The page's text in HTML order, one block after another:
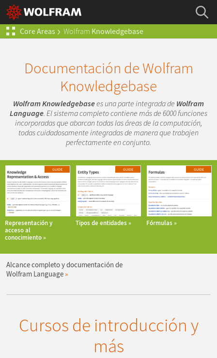
Core Areas Wolfram Knowledgebase
Documentación de Wolfram
Knowledgebase
Wolfram Knowledgebasees una parte integrada de Wolfram
Language. El sistema completo contiene más de 6000 funciones
incorporadas que abarcan todas las áreas de la computación,
todas cuidadosamente integradas de manera que trabajen
perfectamente en conjunto.
Alcance completo y documentación de
Wolfram Language
GUIDE
Representación y
acceso al
conocimiento
GUIDE
Tipos de entidades
GUIDE
Fórmulas
Cursos de introducción y
más